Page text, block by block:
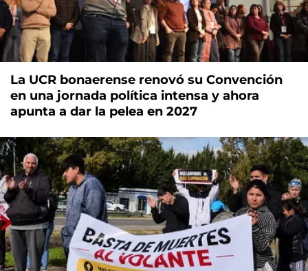
La UCR bonaerense renovó su Convención
en una jornada política intensa y ahora
apunta a dar la pelea en 2027